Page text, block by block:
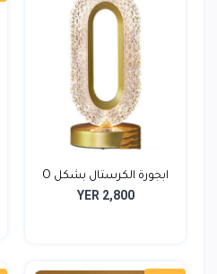
ابجورة الكرستال بشكل O
YER 2,800